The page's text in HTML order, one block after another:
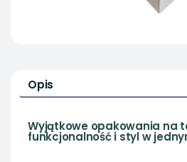
Opis
Wyjątkowe opakowania na
funkcjonalność i styl w